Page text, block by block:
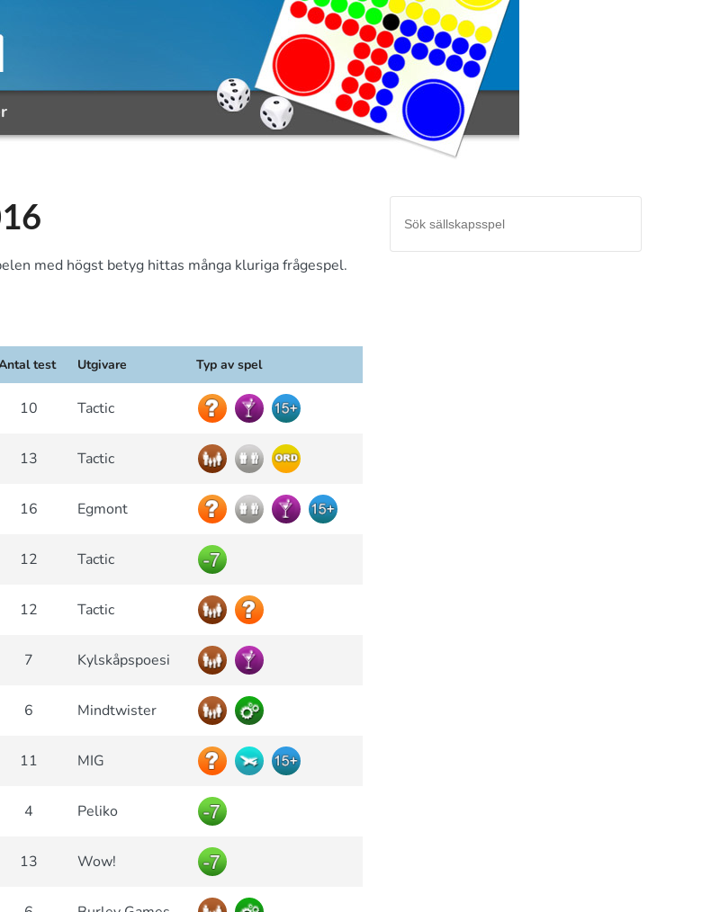
med högst betyg hittas många kluriga frågespel.
test Utgivare Typ av spel
10 Tactic
13 Tactic
16 Egmont
12 Tactic
12 Tactic
7 Kylskåpspoesi
6 Mindtwister
11 MIG
4 Peliko
13 Wow!